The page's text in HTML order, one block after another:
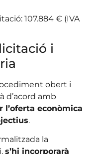
107.884 € (IVA
i
obert i
d’acord amb
l’oferta econòmica
.
la
s’hi incorporarà